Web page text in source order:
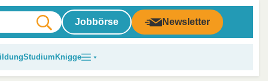
Jobbörse Newsletter
Studium Knigge